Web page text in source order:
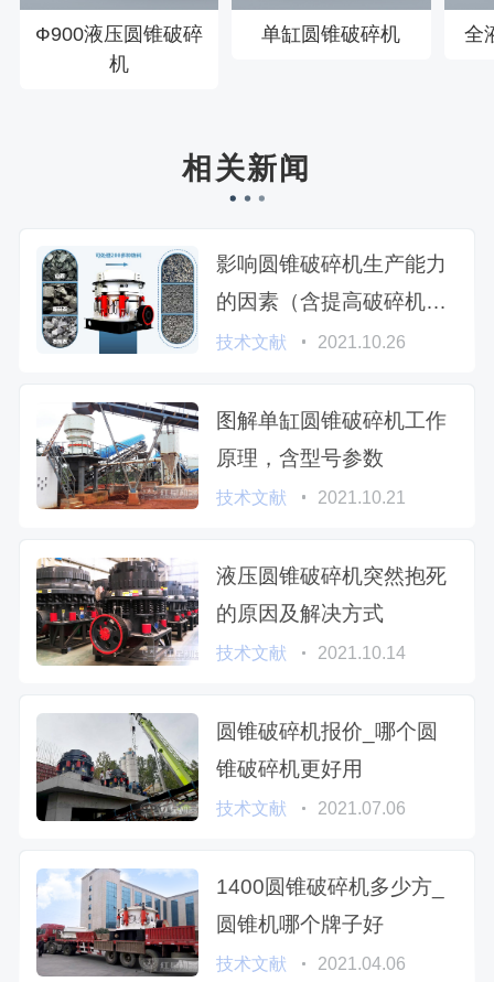
Ф900液压圆锥破碎
机
单缸圆锥破碎机 全
相关新闻
影响圆锥破碎机生产能力
的因素（含提高破碎机产
能的方法）
技术文献 2021.10.26
图解单缸圆锥破碎机工作
原理，含型号参数
技术文献 2021.10.21
液压圆锥破碎机突然抱死
的原因及解决方式
技术文献 2021.10.14
圆锥破碎机报价_哪个圆
锥破碎机更好用
技术文献 2021.07.06
1400圆锥破碎机多少方_
圆锥机哪个牌子好
技术文献 2021.04.06